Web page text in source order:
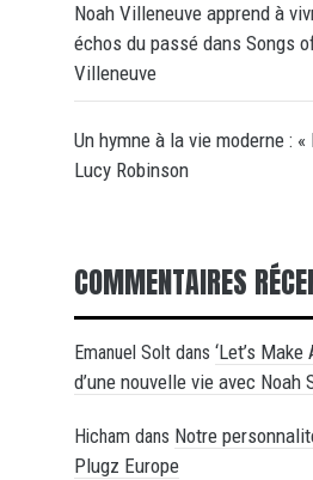
Noah Villeneuve apprend à
échos du passé dans Songs
Villeneuve
Un hymne à la vie moderne :
Lucy Robinson
COMMENTAIRES
Emanuel Solt dans ‘Let’s Make
d’une nouvelle vie avec Noah
Hicham dans Notre
Plugz Europe